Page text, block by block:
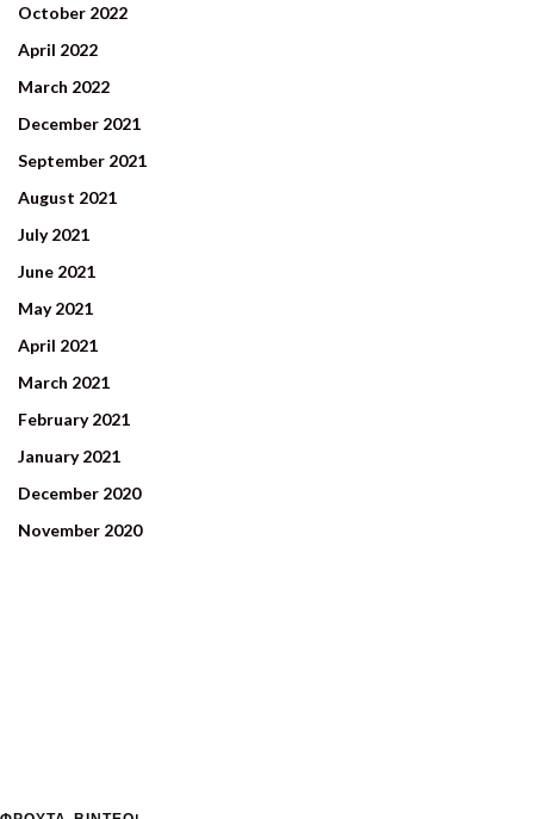
October 2022
April 2022
March 2022
December 2021
September 2021
August 2021
July 2021
June 2021
May 2021
April 2021
March 2021
February 2021
January 2021
December 2020
November 2020